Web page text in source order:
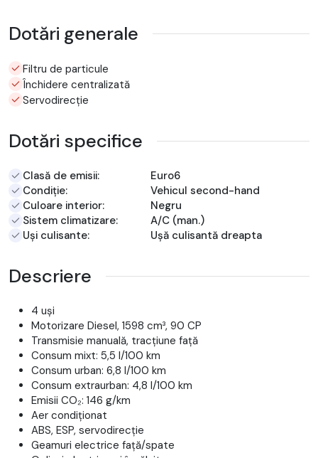
Dotări generale
Filtru de particule
Închidere centralizată
Servodirecție
Dotări specifice
Clasă de emisii:
Euro6
Condiție:
Vehicul second-hand
Culoare interior:
Negru
Sistem climatizare:
A/C (man.)
Uși culisante:
Ușă culisantă dreapta
Descriere
4 uși
Motorizare Diesel, 1598 cm³, 90 CP
Transmisie manuală, tracțiune față
Consum mixt: 5,5 l/100 km
Consum urban: 6,8 l/100 km
Consum extraurban: 4,8 l/100 km
Emisii CO₂: 146 g/km
Aer condiționat
ABS, ESP, servodirecție
Geamuri electrice față/spate